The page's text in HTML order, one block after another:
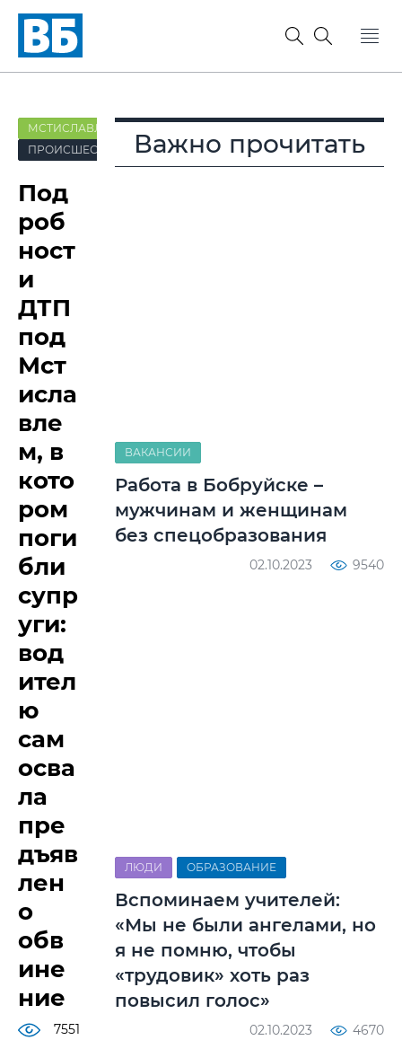
МСТИСЛАВЛЬ
ПРОИСШЕСТВИЯ
Под
роб
ност
и
ДТП
под
Мст
исла
вле
м, в
кото
ром
поги
бли
супр
уги:
вод
ител
ю
сам
осва
ла
пре
дъяв
лен
о
обв
ине
ние
7551
Важно прочитать
ВАКАНСИИ
Работа в Бобруйске –
мужчинам и женщинам
без спецобразования
02.10.2023 9540
ЛЮДИ ОБРАЗОВАНИЕ
Вспоминаем учителей:
«Мы не были ангелами, но
я не помню, чтобы
«трудовик» хоть раз
повысил голос»
02.10.2023 4670